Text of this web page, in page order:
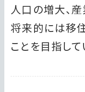
人口の増大、
将来的には移
ことを目指して